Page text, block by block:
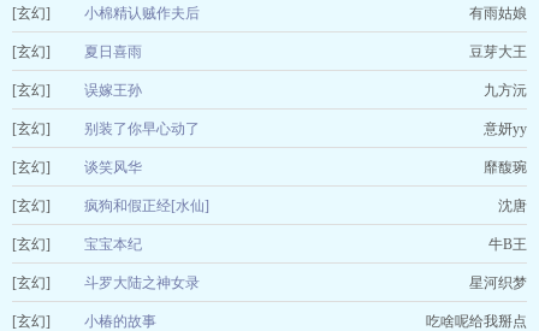
[玄幻] 小棉精认贼作夫后 有雨姑娘
[玄幻] 夏日喜雨 豆芽大王
[玄幻] 误嫁王孙 九方沅
[玄幻] 别装了你早心动了 意妍yy
[玄幻] 谈笑风华 靡馥琬
[玄幻] 疯狗和假正经[水仙] 沈唐
[玄幻] 宝宝本纪 牛B王
[玄幻] 斗罗大陆之神女录 星河织梦
[玄幻] 小椿的故事 吃啥呢给我掰点